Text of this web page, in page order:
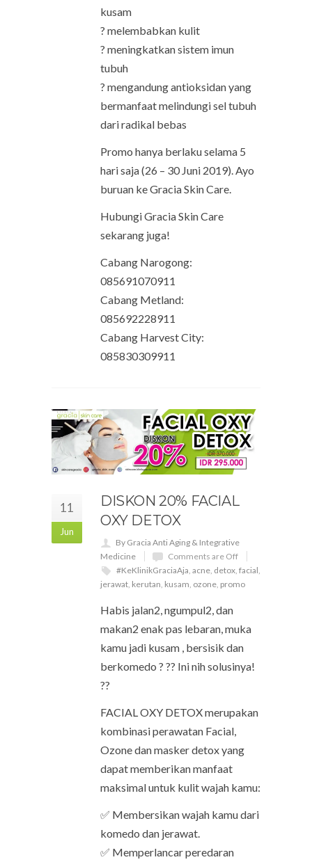
kusam
? melembabkan kulit
? meningkatkan sistem imun
tubuh
? mengandung antioksidan yang
bermanfaat melindungi sel tubuh
dari radikal bebas
Promo hanya berlaku selama 5
hari saja (26 – 30 Juni 2019). Ayo
buruan ke Gracia Skin Care.
Hubungi Gracia Skin Care
sekarang juga!
Cabang Narogong:
085691070911
Cabang Metland:
085692228911
Cabang Harvest City:
085830309911
11
Jun
DISKON 20% FACIAL
OXY DETOX
By Gracia Anti Aging & Integrative
Medicine
Comments are Off
#KeKlinikGraciaAja acne detox facial
jerawat kerutan kusam ozone promo
Habis jalan2, ngumpul2, dan
makan2 enak pas lebaran, muka
kamu jadi kusam , bersisik dan
berkomedo ? ?? Ini nih solusinya!
??
FACIAL OXY DETOX merupakan
kombinasi perawatan Facial,
Ozone dan masker detox yang
dapat memberikan manfaat
maksimal untuk kulit wajah kamu:
✅ Membersikan wajah kamu dari
komedo dan jerawat.
✅ Memperlancar peredaran